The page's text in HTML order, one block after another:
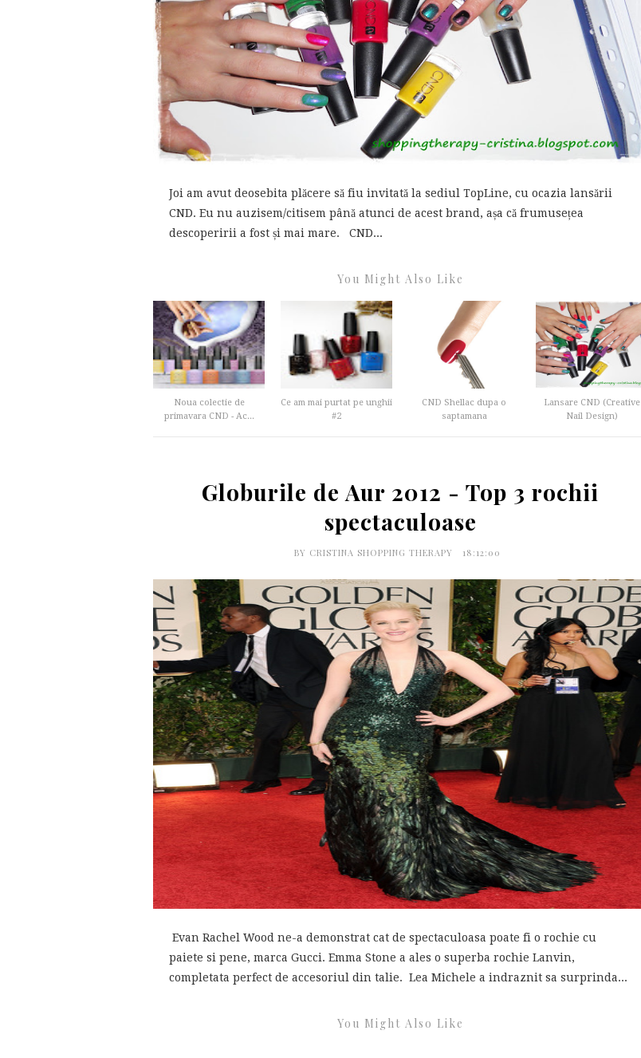
Joi am avut deosebita plăcere să fiu invitată la sediul TopLine, cu ocazia lansării
CND. Eu nu auzisem/citisem până atunci de acest brand, așa că frumusețea
descoperirii a fost și mai mare. CND...
You Might Also Like
Noua colectie de
primavara CND - Ac...
Ce am mai purtat pe unghii
#2
CND Shellac dupa o
saptamana
Lansare CND (Creative
Nail Design)
Globurile de Aur 2012 - Top 3 rochii
spectaculoase
BY CRISTINA SHOPPING THERAPY 18:12:00
Evan Rachel Wood ne-a demonstrat cat de spectaculoasa poate fi o rochie cu
paiete si pene, marca Gucci. Emma Stone a ales o superba rochie Lanvin,
completata perfect de accesoriul din talie. Lea Michele a indraznit sa surprinda...
You Might Also Like